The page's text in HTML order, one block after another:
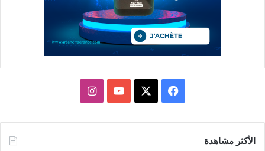
فيسبوك يوتيوبانستقرام
الأكثر مشاهدة